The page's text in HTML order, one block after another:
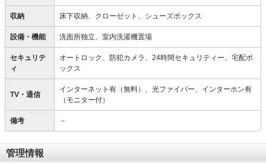
収納 床下収納、クローゼット、シューズボックス
設備・機能 洗面所独立、室内洗濯機置場
セキュリテ
ィ
オートロック、防犯カメラ、24時間セキュリティー、宅配ボ
ックス
TV・通信
インターネット有（無料）、光ファイバー、インターホン有
（モニター付）
備考 －
管理情報